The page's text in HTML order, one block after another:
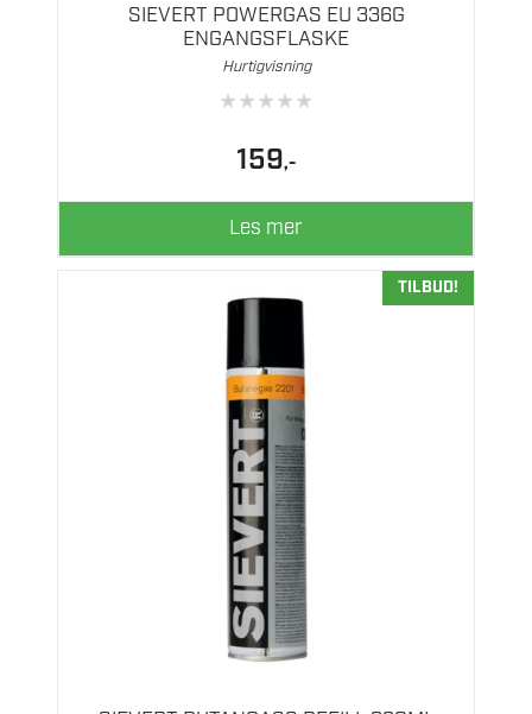
SIEVERT POWERGAS EU 336G
ENGANGSFLASKE
Hurtigvisning
★★★★★
159,-
Les mer
TILBUD!